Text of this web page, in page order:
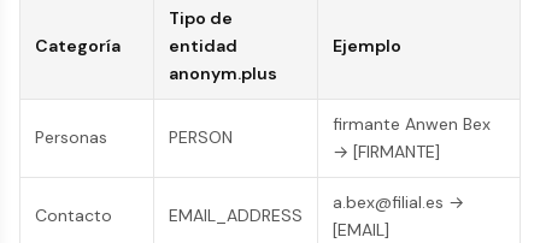
Categoría
Tipo de
entidad
anonym.plus
Ejemplo
Personas PERSON
firmante Anwen Bex
→ [FIRMANTE]
Contacto EMAIL_ADDRESS
a.bex@filial.es →
[EMAIL]